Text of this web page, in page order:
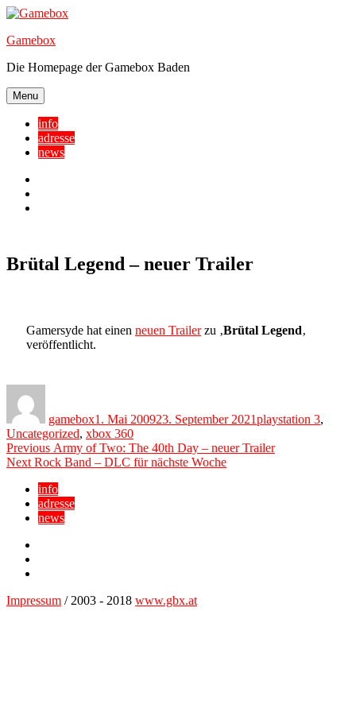
Skip
content
Gamebox
Die Homepage der Gamebox Baden
Menu
info
adresse
news
Brütal Legend – neuer Trailer
Gamersyde hat einen neuen Trailerzu ‚Brütal Legend‚
veröffentlicht.
gamebox1. Mai 200923. September 2021playstation 3,
Uncategorized, xbox 360
Beitragsnavigation
Previous Previous
post:
Army of Two: The 40th Day – neuer Trailer
Next Next
Rock Band – DLC für nächste Woche
info
adresse
news
Impressum / 2003 - 2018 www.gbx.at